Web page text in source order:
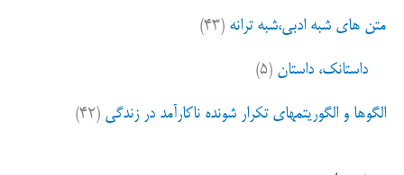
متن های شبه ادبی،شبه ترانه (۴۳)
داستانک، داستان (۵)
الگوها و الگوریتمهای تکرار شونده ناکارآمد در زندگی (۴۲)